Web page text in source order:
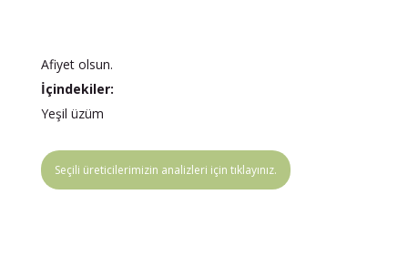
Afiyet olsun.
İçindekiler:
Yeşil üzüm
Seçili üreticilerimizin analizleri için tıklayınız.